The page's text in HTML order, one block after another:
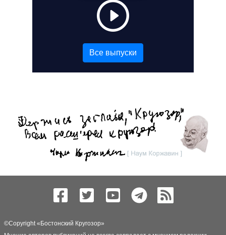
Все выпуски
©Copyright « Бостонский Кругозор»